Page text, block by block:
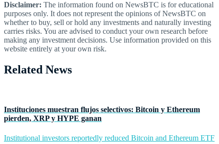
Disclaimer: The information found on NewsBTC is for educational
purposes only. It does not represent the opinions of NewsBTC on
whether to buy, sell or hold any investments and naturally investing
carries risks. You are advised to conduct your own research before
making any investment decisions. Use information provided on this
website entirely at your own risk.
Related News
Instituciones muestran flujos selectivos: Bitcoin y Ethereum
pierden, XRP y HYPE ganan
Institutional investors reportedly reduced Bitcoin and Ethereum ETF